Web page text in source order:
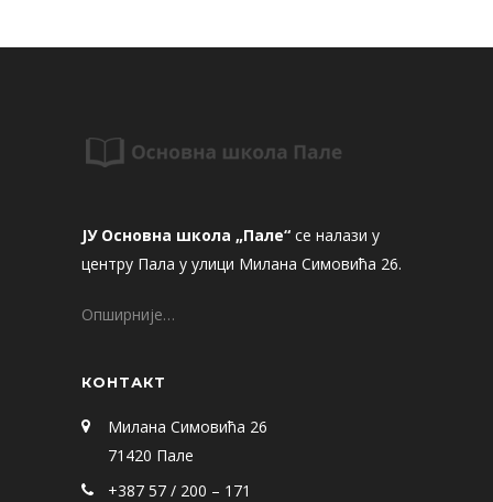
ЈУ Основна школа „Пале“ се налази у
центру Пала у улици Милана Симовића 26.
Опширније…
КОНТАКТ
Милана Симовића 26
71420 Пале
+387 57 / 200 – 171